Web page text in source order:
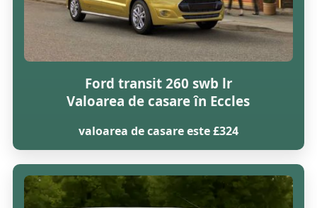
Ford transit 260 swb lr
Valoarea de casare în Eccles
valoarea de casare este £324